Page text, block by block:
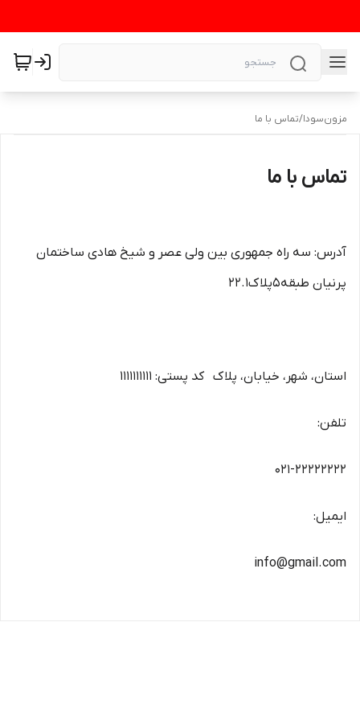
مزون‌سودا/تماس با ما
تماس با ما
آدرس: سه راه جمهوری بین ولی عصر و شیخ هادی ساختمان
پرنیان طبقه5پلاک22.1
استان، شهر، خیابان، پلاک کد پستی: ۱۱۱۱۱۱۱۱۱۱
تلفن:
۰۲۱-۲۲۲۲۲۲۲۲
ایمیل:
info@gmail.com